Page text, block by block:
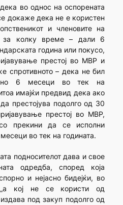
во однос на оспорената
докаже дека не е користен
и членовите на
за колку време – дали 6
година или покусо,
престој во МВР и
спротивното – дека не бил
6 месеци во тек на
имајќи предвид дека ако
престојува подолго од 30
престој во МВР,
прекини да се исполни
во тек на годината.
подносителот дава и свое
одредба, според која
и нејасно бидејќи, во
кој не се користи од
под закуп подолго од